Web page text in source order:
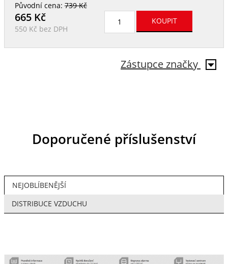
Původní cena:739 Kč
665Kč
550 Kč bez DPH
Zástupce značky
Doporučené příslušenství
NEJOBLÍBENĚJŠÍ
DISTRIBUCE VZDUCHU